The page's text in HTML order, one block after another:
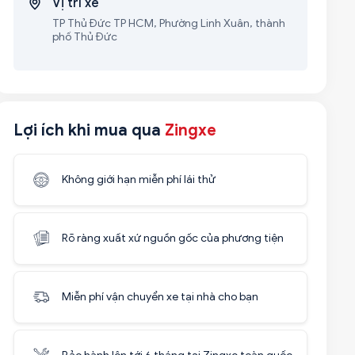
Vị trí xe
TP Thủ Đức TP HCM, Phường Linh Xuân, thành
phố Thủ Đức
Lợi ích khi mua qua Zingxe
Không giới hạn miễn phí lái thử
Rõ ràng xuất xứ nguồn gốc của phương tiện
Miễn phí vận chuyển xe tại nhà cho bạn